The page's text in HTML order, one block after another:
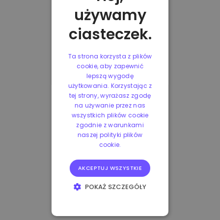
używamy
ciasteczek.
Ta strona korzysta z plików
cookie, aby zapewnić
lepszą wygodę
użytkowania. Korzystając z
tej strony, wyrażasz zgodę
na używanie przez nas
wszystkich plików cookie
zgodnie z warunkami
naszej polityki plików
cookie.
AKCEPTUJ WSZYSTKIE
POKAŻ SZCZEGÓŁY